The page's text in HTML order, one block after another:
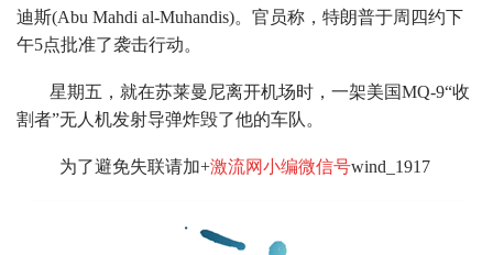
迪斯(Abu Mahdi al-Muhandis)。官员称，特朗普于周四约下
午5点批准了袭击行动。
星期五，就在苏莱曼尼离开机场时，一架美国MQ-9“收
割者”无人机发射导弹炸毁了他的车队。
为了避免失联请加+激流网小编微信号wind_1917